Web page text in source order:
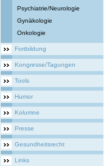
Psychiatrie/Neurologie
Gynäkologie
Onkologie
Fortbildung
Kongresse/Tagungen
Tools
Humor
Kolumne
Presse
Gesundheitsrecht
Links